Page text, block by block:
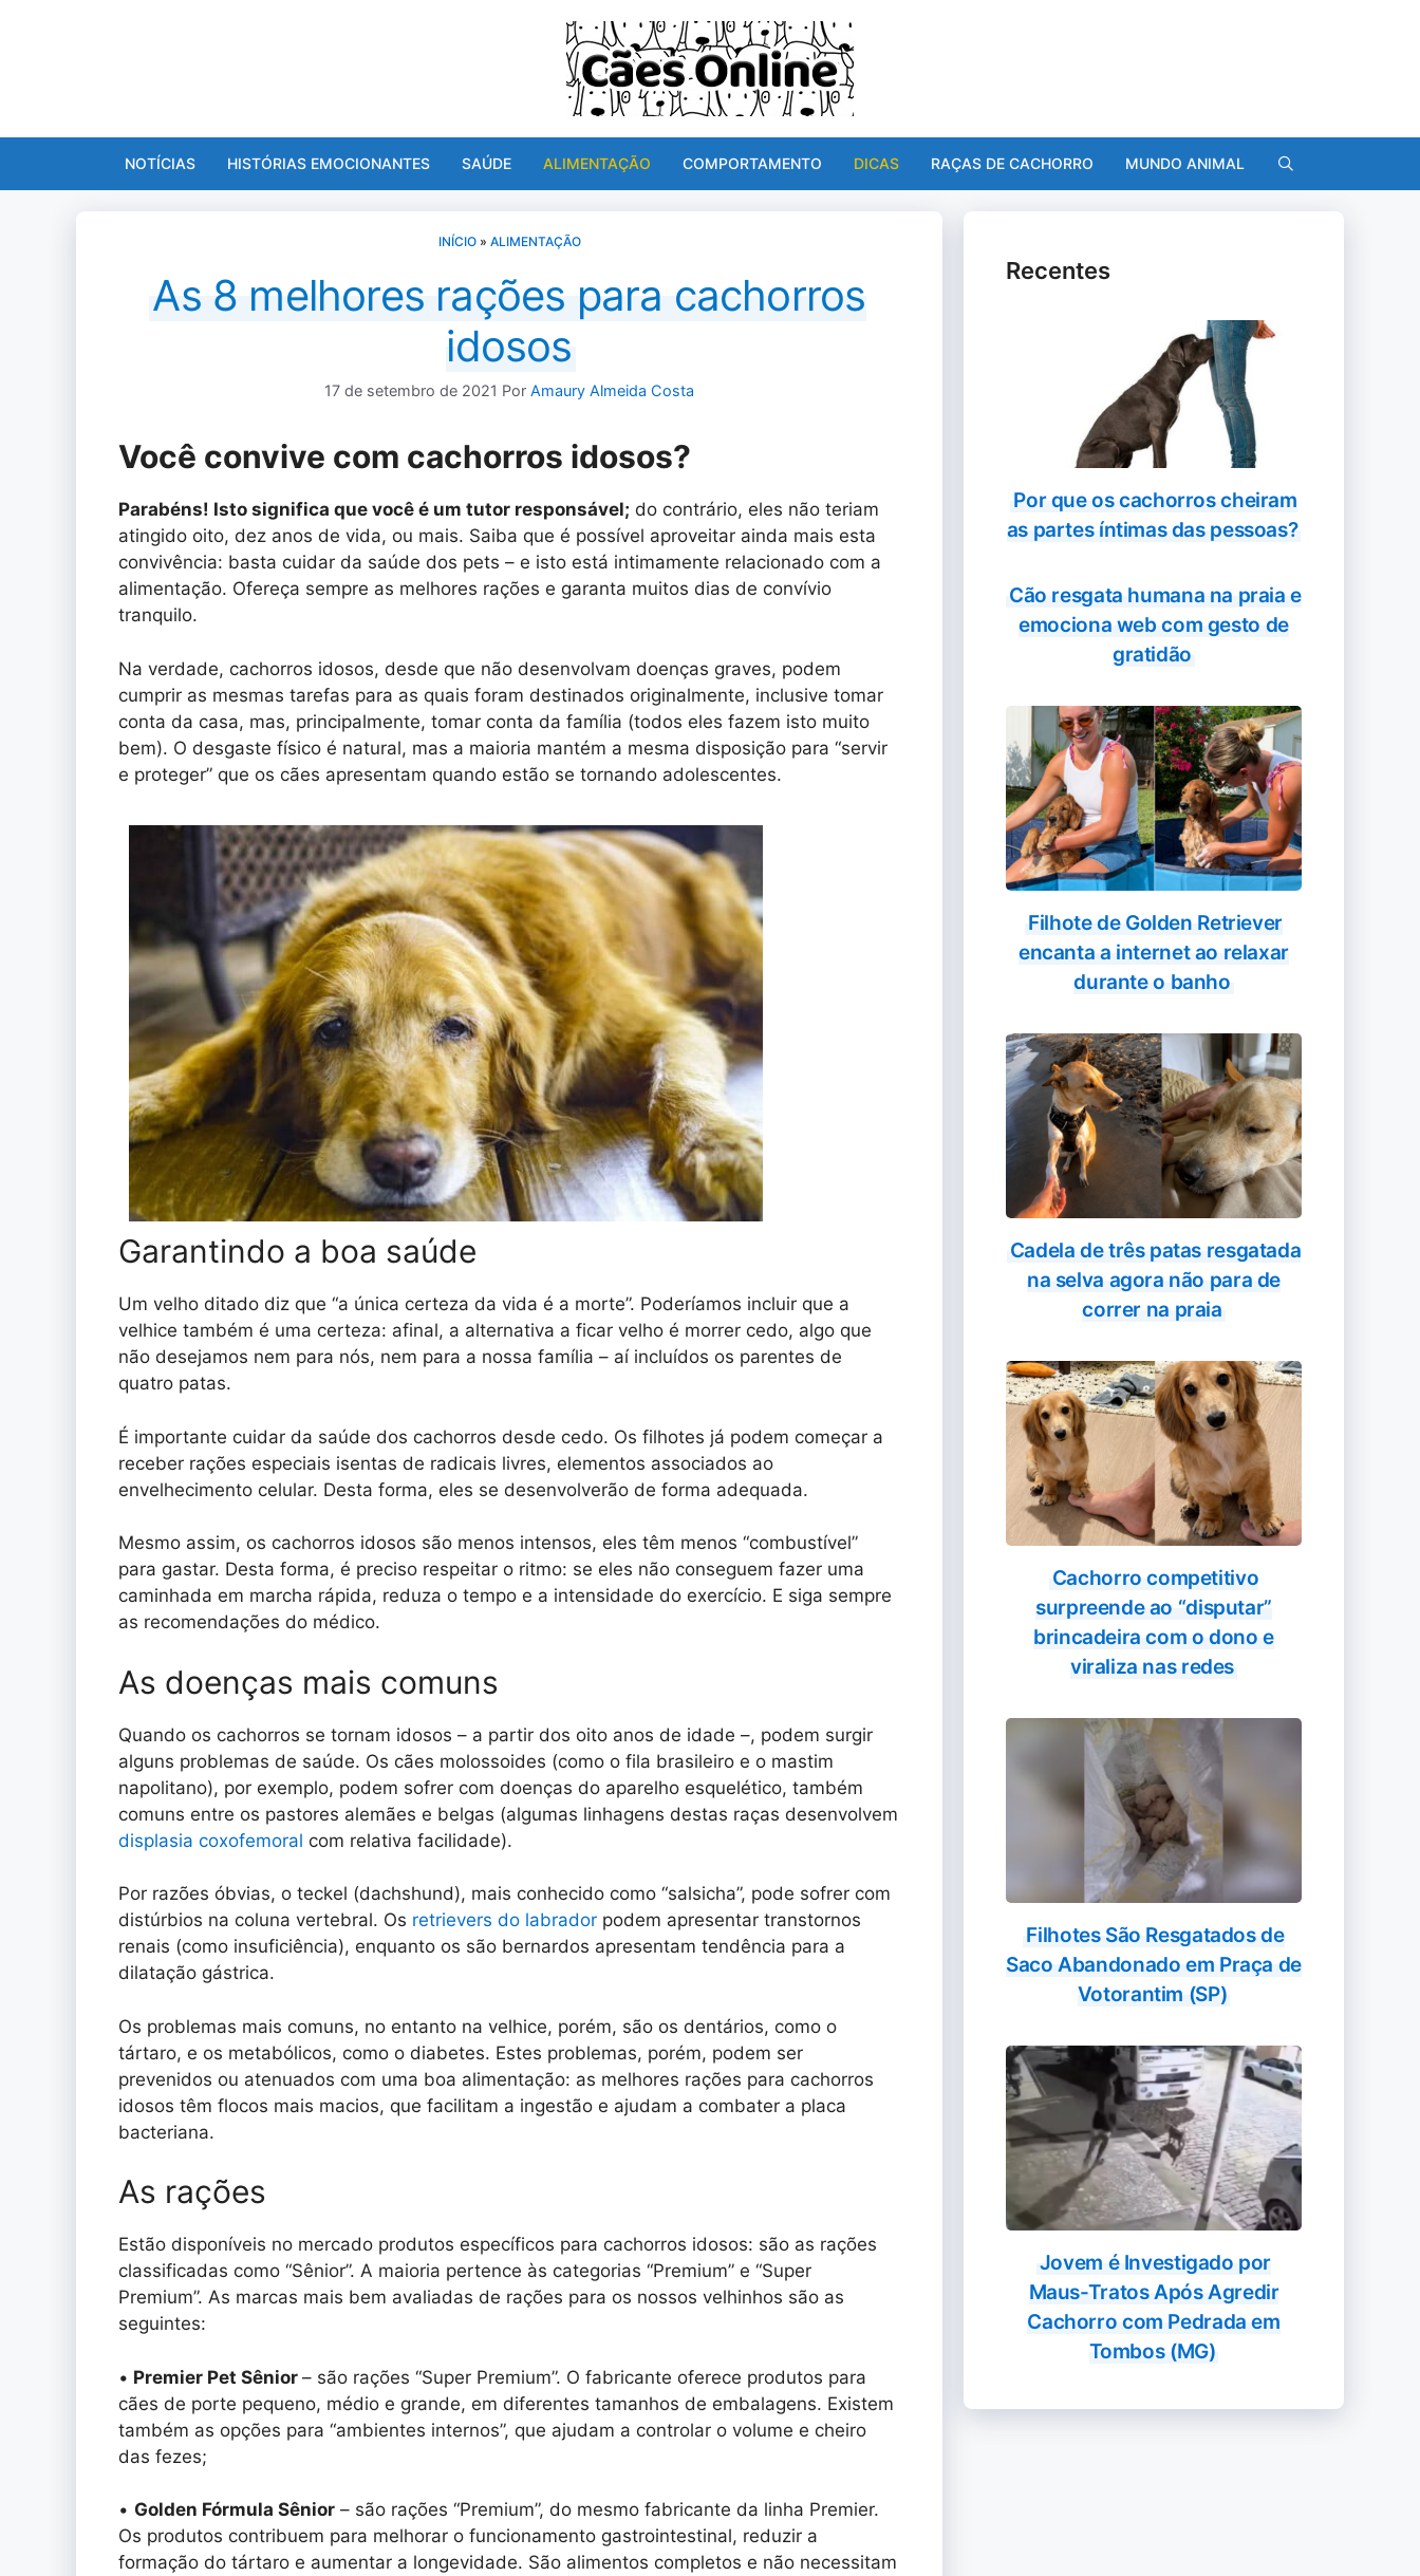
NOTÍCIAS HISTÓRIAS EMOCIONANTES SAÚDE ALIMENTAÇÃO COMPORTAMENTO DICAS RAÇAS DE CACHORRO MUNDO ANIMAL
INÍCIO» ALIMENTAÇÃO
As 8 melhores rações para cachorros
idosos
17 de setembro de 2021 Por Amaury Almeida Costa
Você convive com cachorros idosos?
Parabéns! Isto significa que você é um tutor responsável; do contrário, eles não teriam
atingido oito, dez anos de vida, ou mais. Saiba que é possível aproveitar ainda mais esta
convivência: basta cuidar da saúde dos pets – e isto está intimamente relacionado com a
alimentação. Ofereça sempre as melhores rações e garanta muitos dias de convívio
tranquilo.
Na verdade, cachorros idosos, desde que não desenvolvam doenças graves, podem
cumprir as mesmas tarefas para as quais foram destinados originalmente, inclusive tomar
conta da casa, mas, principalmente, tomar conta da família (todos eles fazem isto muito
bem). O desgaste físico é natural, mas a maioria mantém a mesma disposição para “servir
e proteger” que os cães apresentam quando estão se tornando adolescentes.
Garantindo a boa saúde
Um velho ditado diz que “a única certeza da vida é a morte”. Poderíamos incluir que a
velhice também é uma certeza: afinal, a alternativa a ficar velho é morrer cedo, algo que
não desejamos nem para nós, nem para a nossa família – aí incluídos os parentes de
quatro patas.
É importante cuidar da saúde dos cachorros desde cedo. Os filhotes já podem começar a
receber rações especiais isentas de radicais livres, elementos associados ao
envelhecimento celular. Desta forma, eles se desenvolverão de forma adequada.
Mesmo assim, os cachorros idosos são menos intensos, eles têm menos “combustível”
para gastar. Desta forma, é preciso respeitar o ritmo: se eles não conseguem fazer uma
caminhada em marcha rápida, reduza o tempo e a intensidade do exercício. E siga sempre
as recomendações do médico.
As doenças mais comuns
Quando os cachorros se tornam idosos – a partir dos oito anos de idade –, podem surgir
alguns problemas de saúde. Os cães molossoides (como o fila brasileiro e o mastim
napolitano), por exemplo, podem sofrer com doenças do aparelho esquelético, também
comuns entre os pastores alemães e belgas (algumas linhagens destas raças desenvolvem
displasia coxofemoral com relativa facilidade).
Por razões óbvias, o teckel (dachshund), mais conhecido como “salsicha”, pode sofrer com
distúrbios na coluna vertebral. Os retrievers do labrador podem apresentar transtornos
renais (como insuficiência), enquanto os são bernardos apresentam tendência para a
dilatação gástrica.
Os problemas mais comuns, no entanto na velhice, porém, são os dentários, como o
tártaro, e os metabólicos, como o diabetes. Estes problemas, porém, podem ser
prevenidos ou atenuados com uma boa alimentação: as melhores rações para cachorros
idosos têm flocos mais macios, que facilitam a ingestão e ajudam a combater a placa
bacteriana.
As rações
Estão disponíveis no mercado produtos específicos para cachorros idosos: são as rações
classificadas como “Sênior”. A maioria pertence às categorias “Premium” e “Super
Premium”. As marcas mais bem avaliadas de rações para os nossos velhinhos são as
seguintes:
• Premier Pet Sênior – são rações “Super Premium”. O fabricante oferece produtos para
cães de porte pequeno, médio e grande, em diferentes tamanhos de embalagens. Existem
também as opções para “ambientes internos”, que ajudam a controlar o volume e cheiro
das fezes;
• Golden Fórmula Sênior – são rações “Premium”, do mesmo fabricante da linha Premier.
Os produtos contribuem para melhorar o funcionamento gastrointestinal, reduzir a
formação do tártaro e aumentar a longevidade. São alimentos completos e não necessitam
Recentes
Por que os cachorros cheiram
as partes íntimas das pessoas?
Cão resgata humana na praia e
emociona web com gesto de
gratidão
Filhote de Golden Retriever
encanta a internet ao relaxar
durante o banho
Cadela de três patas resgatada
na selva agora não para de
correr na praia
Cachorro competitivo
surpreende ao “disputar”
brincadeira com o dono e
viraliza nas redes
Filhotes São Resgatados de
Saco Abandonado em Praça de
Votorantim (SP)
Jovem é Investigado por
Maus-Tratos Após Agredir
Cachorro com Pedrada em
Tombos (MG)